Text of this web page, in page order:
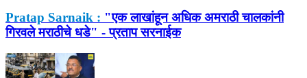
Pratap Sarnaik : "एक लाखांहून अधिक अमराठी चालकांनी
गिरवले मराठीचे धडे" - प्रताप सरनाईक